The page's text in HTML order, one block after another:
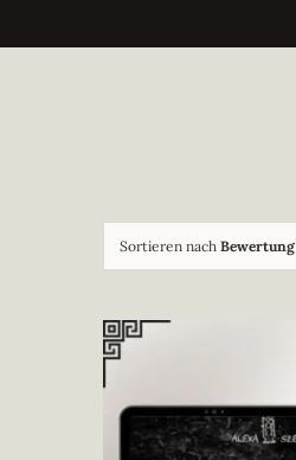
Sortieren nach Bewertung